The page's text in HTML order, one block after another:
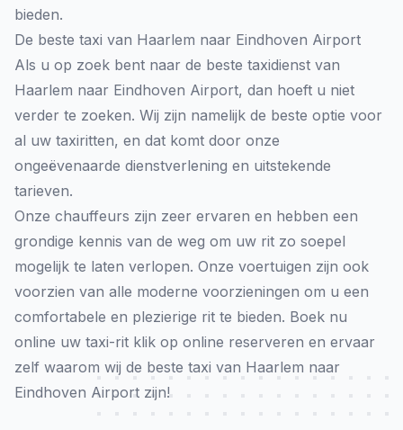
bieden.
De beste taxi van Haarlem naar Eindhoven Airport
Als u op zoek bent naar de beste taxidienst van
Haarlem naar Eindhoven Airport, dan hoeft u niet
verder te zoeken. Wij zijn namelijk de beste optie voor
al uw taxiritten, en dat komt door onze
ongeëvenaarde dienstverlening en uitstekende
tarieven.
Onze chauffeurs zijn zeer ervaren en hebben een
grondige kennis van de weg om uw rit zo soepel
mogelijk te laten verlopen. Onze voertuigen zijn ook
voorzien van alle moderne voorzieningen om u een
comfortabele en plezierige rit te bieden. Boek nu
online uw taxi-rit klik op online reserveren en ervaar
zelf waarom wij de beste taxi van Haarlem naar
Eindhoven Airport zijn!